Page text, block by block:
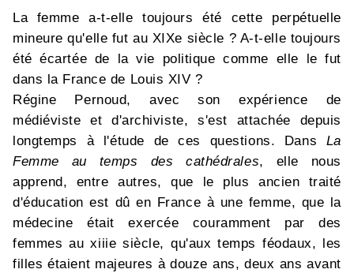
La femme a-t-elle toujours été cette perpétuelle
mineure qu'elle fut au XIXe siècle ? A-t-elle toujours
été écartée de la vie politique comme elle le fut
dans la France de Louis XIV ?
Régine Pernoud, avec son expérience de
médiéviste et d'archiviste, s'est attachée depuis
longtemps à l'étude de ces questions. Dans La
Femme au temps des cathédrales, elle nous
apprend, entre autres, que le plus ancien traité
d'éducation est dû en France à une femme, que la
médecine était exercée couramment par des
femmes au xiiie siècle, qu'aux temps féodaux, les
filles étaient majeures à douze ans, deux ans avant